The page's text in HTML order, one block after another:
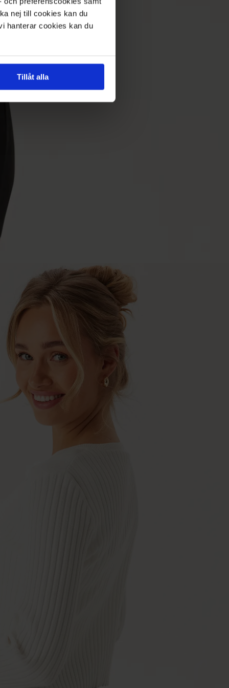
nej till cookies kan du
hanterar cookies kan du
Tillåt alla